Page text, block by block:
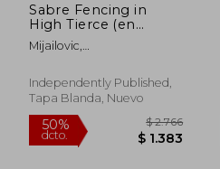
Sabre Fencing in
High Tierce (en
Inglés)
Mijailovic,
Russ
Independently Published,
Tapa Blanda, Nuevo